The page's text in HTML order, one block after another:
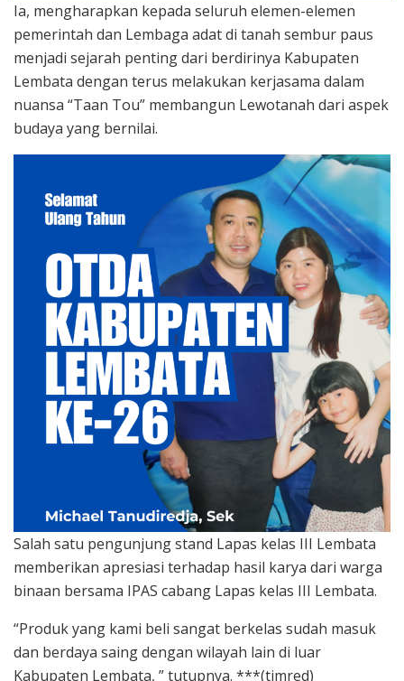
Ia, mengharapkan kepada seluruh elemen-elemen
pemerintah dan Lembaga adat di tanah sembur paus
menjadi sejarah penting dari berdirinya Kabupaten
Lembata dengan terus melakukan kerjasama dalam
nuansa “Taan Tou” membangun Lewotanah dari aspek
budaya yang bernilai.
Salah satu pengunjung stand Lapas kelas III Lembata
memberikan apresiasi terhadap hasil karya dari warga
binaan bersama IPAS cabang Lapas kelas III Lembata.
“Produk yang kami beli sangat berkelas sudah masuk
dan berdaya saing dengan wilayah lain di luar
Kabupaten Lembata, ” tutupnya. ***(timred)